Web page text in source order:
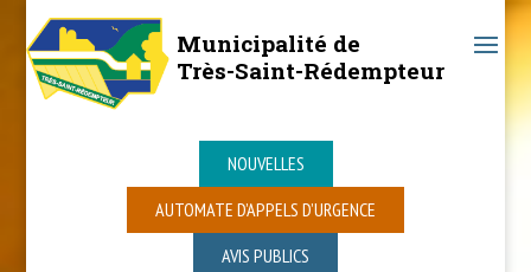
Municipalité de
Très-Saint-Rédempteur
NOUVELLES
AUTOMATE D’APPELS D’URGENCE
AVIS PUBLICS